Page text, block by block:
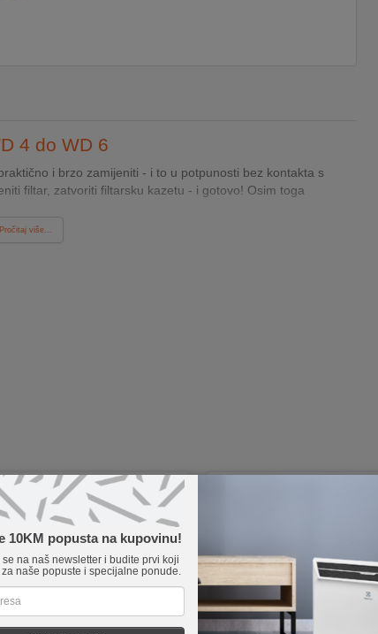
10KM popusta na kupovinu!
se na naš newsletter i budite prvi koji
naše popuste i specijalne ponude.
4 do WD 6
i brzo zamijeniti - i to u potpunosti bez kontakta s
filtar, zatvoriti filtarsku kazetu - i gotovo! Osim toga
Pročitaj više...